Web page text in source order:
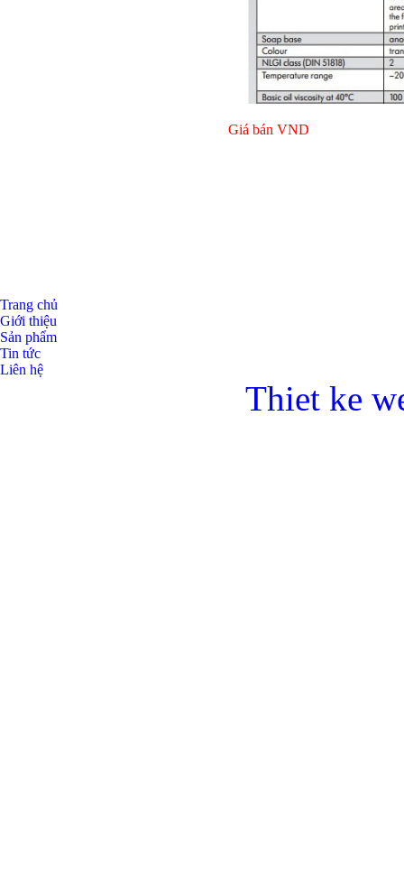
Giá bán VND
Trang chủ
Giới thiệu
Sản phẩm
Tin tức
Liên hệ
Thiet ke